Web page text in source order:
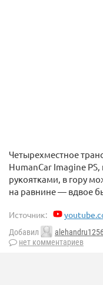
Четырехместное
HumanCar Imagine
рукоятками, в гору
на равнине — вдвое
Источник:
Добавил
нет комментариев